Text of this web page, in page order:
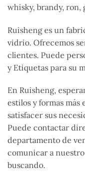
whisky, brandy, ron,
Ruisheng es un
vidrio. Ofrecemos
clientes. Puede
y Etiquetas para su
En Ruisheng,
estilos y formas más
satisfacer sus
Puede contactar
departamento de
comunicar a
buscando.